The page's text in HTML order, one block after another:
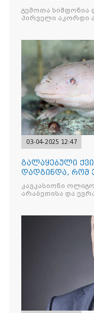
გემოთა სიმფონია
პირველი აკორდი
03-04-2025 12:47
გალაყებული
დადგინდა, რომ
(Cheloserpentus
კავკასიონი
არაბეთისა და